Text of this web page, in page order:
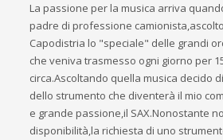
La passione per la musica arriva
padre di professione
Capodistria lo "speciale" delle grandi
che veniva trasmesso ogni giorno per
circa.Ascoltando quella musica decido
dello strumento che diventerà il mio
e grande passione,il SAX.Nonostante
disponibilità,la richiesta di uno